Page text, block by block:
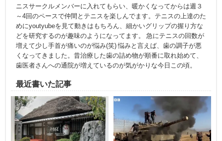
ニスサークルメンバーに入れてもらい、暖かくなってからは週３
～4回のペースで仲間とテニスを楽しんでます。テニスの上達のた
めにyoutyubeを見て動きはもちろん、細かいグリップの握り方な
どを研究するのが趣味のようになってます。 急にテニスの回数が
増えて少し手首が痛いのが悩み(笑) 悩みと言えば、歯の調子が悪
くなってきました。昔治療した歯の詰め物が順番に取れ始めて、
歯医者さんへの通院が増えているのが気がかりな今日この頃。
最近書いた記事